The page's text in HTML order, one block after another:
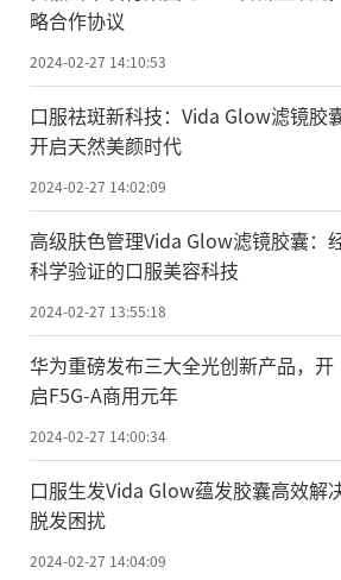
略合作协议
2024-02-27 14:10:53
口服祛斑新科技：Vida Glow滤镜胶
开启天然美颜时代
2024-02-27 14:02:09
高级肤色管理Vida Glow滤镜胶囊：
科学验证的口服美容科技
2024-02-27 13:55:18
华为重磅发布三大全光创新产品，开
启F5G-A商用元年
2024-02-27 14:00:34
口服生发Vida Glow蕴发胶囊高效解
脱发困扰
2024-02-27 14:04:09